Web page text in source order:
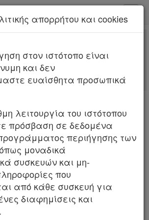
]
]
Kodiko Assistant.Περισσότερα
2010
που επέφερε
τελευταίες αλλαγές
3845 ΦΕΚ Α΄65/6.5.2010
εφαρμογή του μηχανισμού
οικονομίας από τα
Ζώνης του ευρώ και το Διεθνές
ΕΛΛΗΝΙΚΗΣ ΔΗΜΟΚΡΑΤΙΑΣ
νόμο που ψήφισε η
απορρήτου και cookies
στον ιστότοπο είναι
και δεν
ευαίσθητα προσωπικά
λειτουργία του ιστότοπου
πρόσβαση σε δεδομένα
περιήγησης των
μοναδικά
συσκευών και μη-
που
από κάθε συσκευή για
διαφημίσεις και